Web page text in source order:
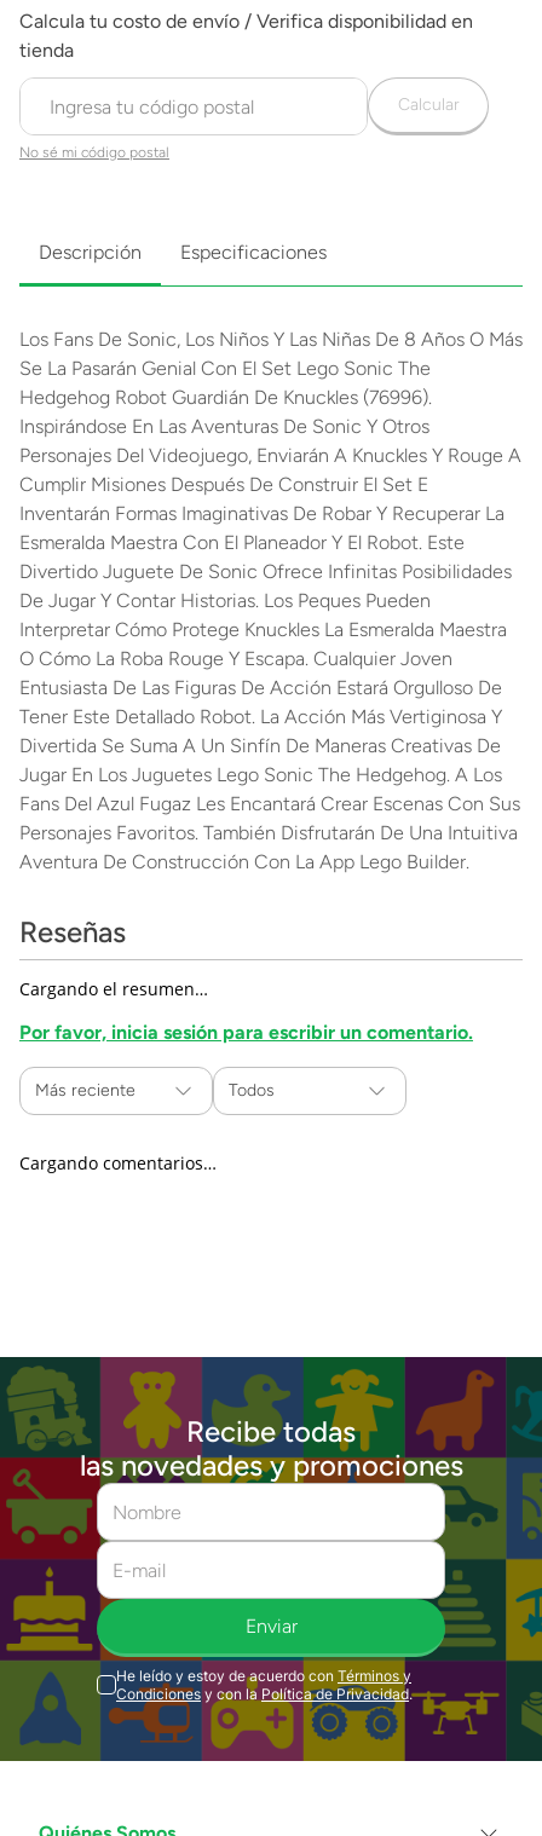
No sé mi código postal
Calcular
Descripción Especificaciones
Los Fans De Sonic, Los Niños Y Las Niñas De 8 Años O Más
Se La Pasarán Genial Con El Set Lego Sonic The
Hedgehog Robot Guardián De Knuckles (76996).
Inspirándose En Las Aventuras De Sonic Y Otros
Personajes Del Videojuego, Enviarán A Knuckles Y Rouge A
Cumplir Misiones Después De Construir El Set E
Inventarán Formas Imaginativas De Robar Y Recuperar La
Esmeralda Maestra Con El Planeador Y El Robot. Este
Divertido Juguete De Sonic Ofrece Infinitas Posibilidades
De Jugar Y Contar Historias. Los Peques Pueden
Interpretar Cómo Protege Knuckles La Esmeralda Maestra
O Cómo La Roba Rouge Y Escapa. Cualquier Joven
Entusiasta De Las Figuras De Acción Estará Orgulloso De
Tener Este Detallado Robot. La Acción Más Vertiginosa Y
Divertida Se Suma A Un Sinfín De Maneras Creativas De
Jugar En Los Juguetes Lego Sonic The Hedgehog. A Los
Fans Del Azul Fugaz Les Encantará Crear Escenas Con Sus
Personajes Favoritos. También Disfrutarán De Una Intuitiva
Aventura De Construcción Con La App Lego Builder.
Reseñas
Cargando el resumen…
Por favor, inicia sesión para escribir un comentario.
Más reciente Todos
Cargando comentarios…
Recibe todas
las novedades y promociones
Enviar
He leído y estoy de acuerdo con Términos y
Condiciones y con la Política de Privacidad.